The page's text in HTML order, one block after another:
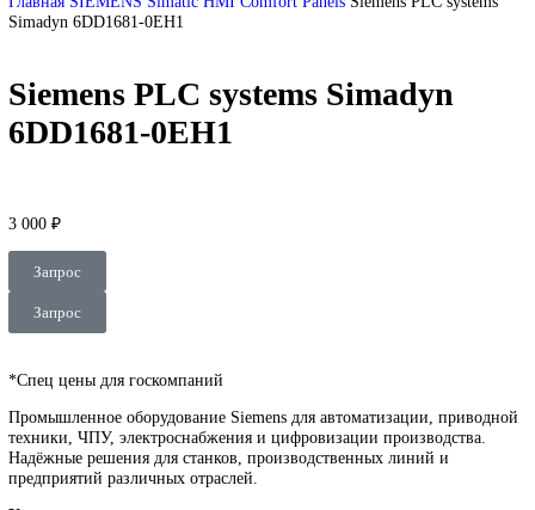
Доставка
Контакты
Нажмите, чтобы увеличить
Главная Simatic HMI
Simadyn 6DD1681-0EH1
Siemens PLC systems Simadyn